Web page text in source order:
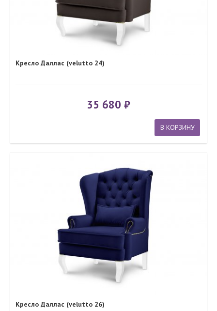
Кресло Даллас (velutto 24)
35 680
В КОРЗИНУ
Кресло Даллас (velutto 26)